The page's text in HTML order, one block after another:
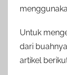
Untuk
dari
artikel